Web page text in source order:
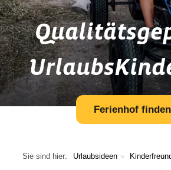
Ferienhof finden
Urlaubsideen
Sie sind hier: